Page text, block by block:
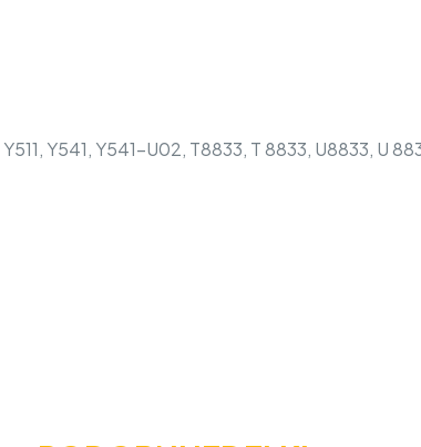
Y541, Y541-U02, T8833, T 8833, U8833, U